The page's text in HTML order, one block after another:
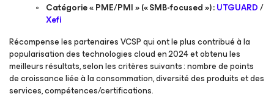
Catégorie « PME/PMI » (« SMB-focused ») :UTGUARD/
Xefi
Récompense les partenaires VCSP qui ont le plus contribué à la
popularisation des technologies cloud en 2024 et obtenu les
meilleurs résultats, selon les critères suivants : nombre de points
de croissance liée à la consommation, diversité des produits et des
services, compétences/certifications.